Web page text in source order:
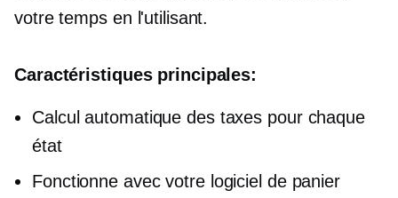
votre temps en l'utilisant.
Caractéristiques principales:
Calcul automatique des taxes pour chaque
état
Fonctionne avec votre logiciel de panier